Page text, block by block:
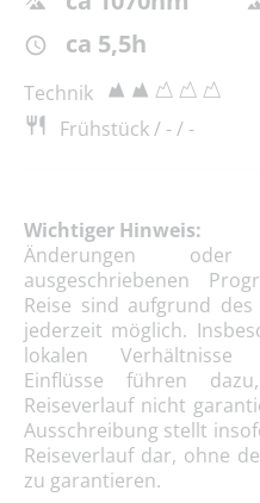
ca 5,5h
Technik
Frühstück / - / -
Wichtiger Hinweis:
Änderungen oder
ausgeschriebenen
Reise sind aufgrund
jederzeit möglich.
lokalen Verhältnisse
Einflüsse führen
Reiseverlauf nicht
Ausschreibung stellt
Reiseverlauf dar, ohne
zu garantieren.